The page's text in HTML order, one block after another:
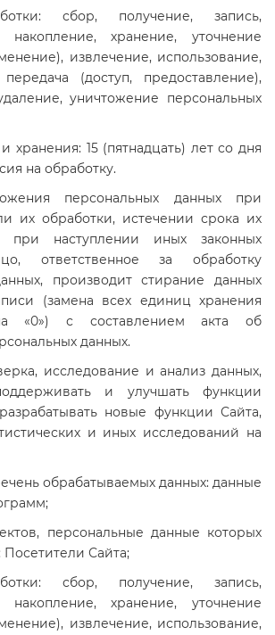
сбор, получение, запись,
накопление, хранение, уточнение
извлечение, использование,
(доступ, предоставление),
уничтожение персональных
хранения: 15 (пятнадцать) лет со дня
на обработку.
персональных данных при
их обработки, истечении срока их
при наступлении иных законных
ответственное за обработку
производит стирание данных
(замена всех единиц хранения
«0») с составлением акта об
данных.
исследование и анализ данных,
и улучшать функции
новые функции Сайта,
и иных исследований на
обрабатываемых данных: данные
персональные данные которых
Сайта;
сбор, получение, запись,
накопление, хранение, уточнение
извлечение, использование,